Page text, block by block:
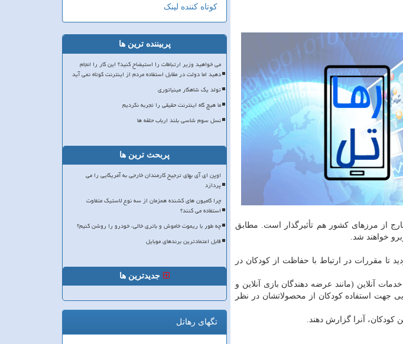
از مرزهای کشور هم تأثیرگذار است. مطابق
قانونی اصلاح گردید تا مقررات در ارتباط با حفاظت از کودکان در
آنلاین (مانند عرضه دهندگان بازی آنلاین و
جهت استفاده کودکان از محصولاتشان در نظر
آنرا گزارش دهند.
کوتاه کننده لینک
پربیننده ترین ها
می خواهید وزیر ارتباطات را استیضاح کنید؟ این کار را انجام
دهید اما دولت در مقابل استفاده مردم از اینترنت کوتاه نمی آید
تولد یک شاهکار مینیاتوری
ما هیچ گاه اینترنت حقیقی را تجربه نکردیم
نسل سوم شاسی بلند ارباب حلقه ها
پربحث ترین ها
اوپن ای آی بهای ترجیح کارمندان خارجی به آمریکایی را می
پردازد
چرا کامیون های کشنده همزمان از سه نوع لاستیک متفاوت
استفاده می کنند؟
چه طور با ریموت خاموش و باتری خالی، خودرو را روشن کنیم؟
قابل اعتمادترین برندهای موبایل
جدیدترین ها
تگهای رهاتل